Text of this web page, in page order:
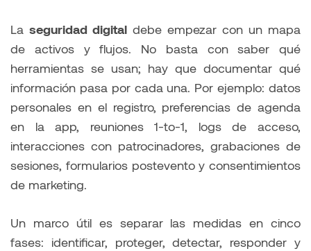
La seguridad digital debe empezar con un mapa
de activos y flujos. No basta con saber qué
herramientas se usan; hay que documentar qué
información pasa por cada una. Por ejemplo: datos
personales en el registro, preferencias de agenda
en la app, reuniones 1-to-1, logs de acceso,
interacciones con patrocinadores, grabaciones de
sesiones, formularios postevento y consentimientos
de marketing.
Un marco útil es separar las medidas en cinco
fases: identificar, proteger, detectar, responder y